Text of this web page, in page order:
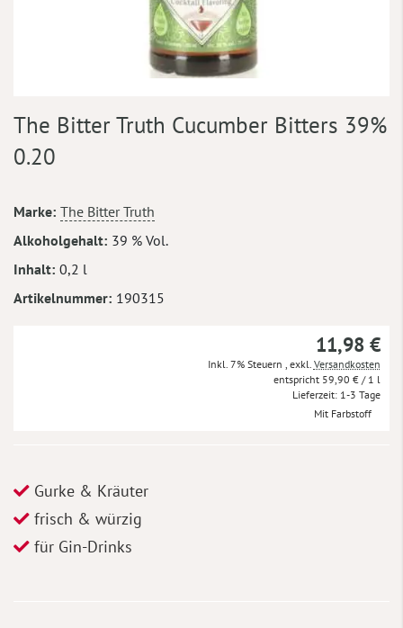
Anfang
der
Bildergalerie
The Bitter Truth Cucumber Bitters 39%
0.20
Mehr
Informationen
Marke The Bitter Truth
Alkoholgehalt 39 % Vol.
Inhalt 0,2 l
Artikelnummer 190315
11,98 €
Inkl. 7% Steuern exkl. Versandkosten
59,90 € / 1 l
Lieferzeit 1-3 Tage
Mit Farbstoff
Gurke & Kräuter
frisch & würzig
für Gin-Drinks